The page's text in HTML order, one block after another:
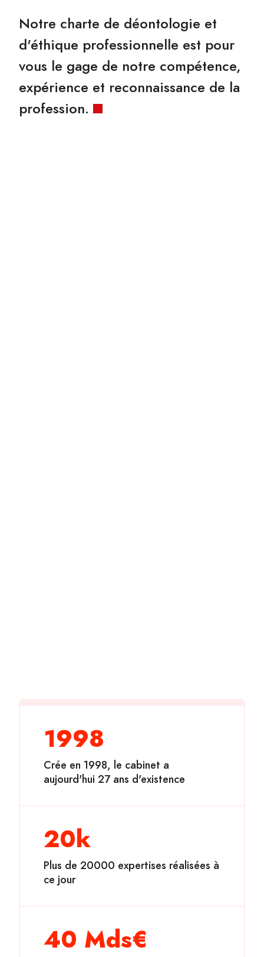
Notre charte de déontologie et
d'éthique professionnelle est pour
vous le gage de notre compétence,
expérience et reconnaissance de la
profession.
1998
Crée en 1998, le cabinet a
aujourd'hui 27 ans d'existence
20k
Plus de 20000 expertises réalisées à
ce jour
40 Mds€